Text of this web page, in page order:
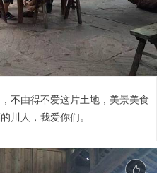
不由得不爱这片土地，美景美食
川人，我爱你们。